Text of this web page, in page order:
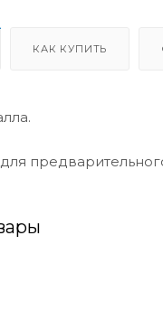
КАК КУПИТЬ